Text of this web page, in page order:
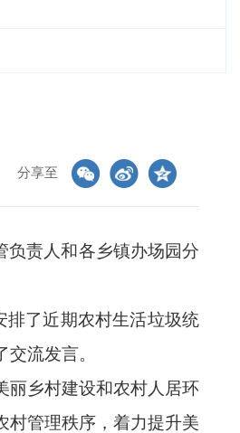
分享至
负责人和各乡镇办场园分
了近期农村生活垃圾统
流发言。
乡村建设和农村人居环
村管理秩序，着力提升美